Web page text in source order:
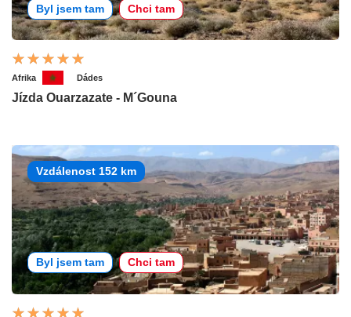
Byl jsem tam Chci tam
Afrika Dádes
Jízda Ouarzazate - M´Gouna
Vzdálenost 152 km
Byl jsem tam Chci tam